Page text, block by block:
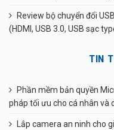
Review bộ chuyển đổi
(HDMI, USB 3.0, USB sạc
TIN
Phần mềm bản quyền
pháp tối ưu cho cá nhân và
Lắp camera an ninh cho